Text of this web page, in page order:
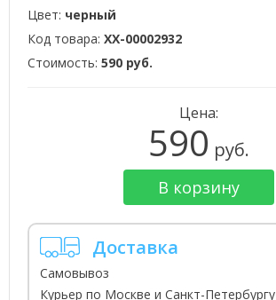
Цвет: черный
Код товара: XX-00002932
Стоимость: 590 руб.
Цена:
590 руб.
В корзину
Доставка
Самовывоз
Курьер по Москве и Санкт-Петербургу